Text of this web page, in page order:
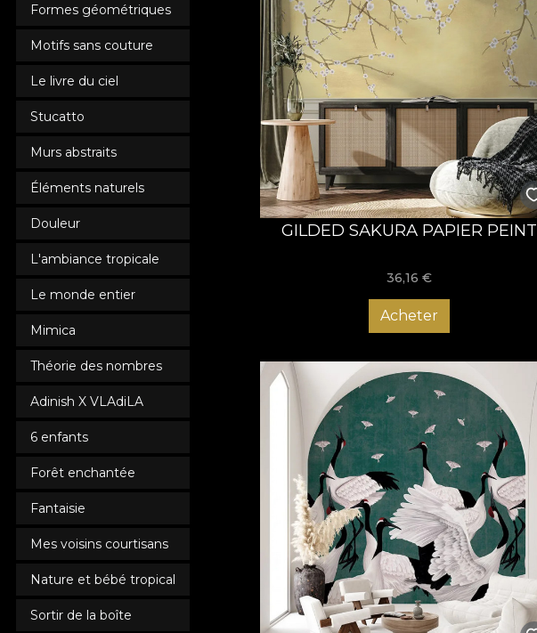
Formes géométriques
Motifs sans couture
Le livre du ciel
Stucatto
Murs abstraits
Éléments naturels
Douleur
L'ambiance tropicale
Le monde entier
Mimica
Théorie des nombres
Adinish X VLAdiLA
6 enfants
Forêt enchantée
Fantaisie
Mes voisins courtisans
Nature et bébé tropical
Sortir de la boîte
GILDED SAKURA PAPIER PEINT
36,16 €
Acheter